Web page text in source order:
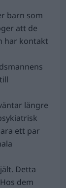
barn som
att de
har kontakt
längre
ett par
Detta
dem